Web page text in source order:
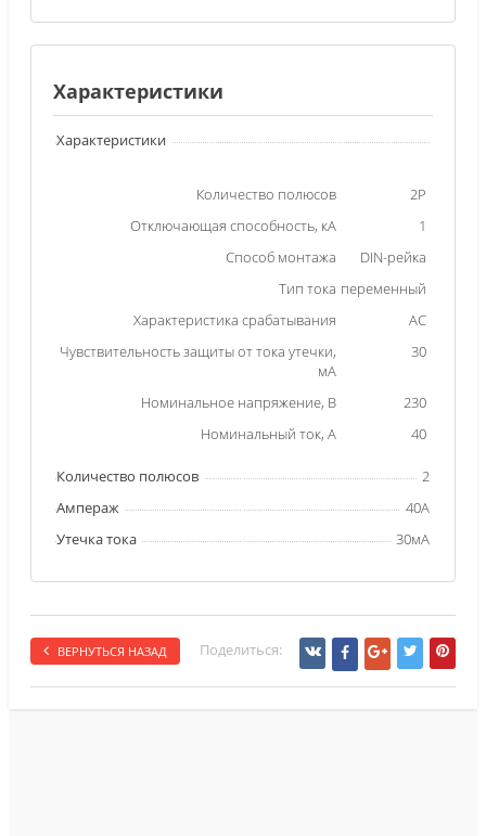
Характеристики
Характеристики
Количество полюсов
2Р
Отключающая способность, кА
1
Способ монтажа
DIN-рейка
Тип тока переменный
Характеристика срабатывания
АС
Чувствительность защиты от тока утечки,
мА
30
Номинальное напряжение, В
230
Номинальный ток, А
40
Количество полюсов
2
Ампераж
40А
Утечка тока
30мА
ВЕРНУТЬСЯ НАЗАД Поделиться: